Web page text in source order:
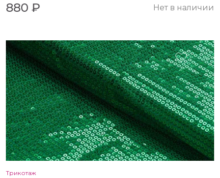
880 ₽ Нет в наличии
Трикотаж